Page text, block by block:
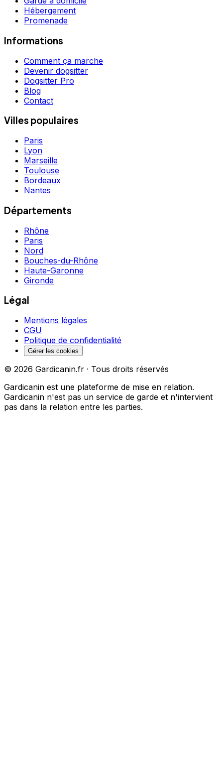
Hébergement
Promenade
Informations
Comment ça marche
Devenir dogsitter
Dogsitter Pro
Blog
Contact
Villes populaires
Paris
Lyon
Marseille
Toulouse
Bordeaux
Nantes
Départements
Rhône
Paris
Nord
Bouches-du-Rhône
Haute-Garonne
Gironde
Légal
Mentions légales
CGU
Politique de confidentialité
Gérer les cookies
© 2026 Gardicanin.fr · Tous droits réservés
Gardicanin est une plateforme de mise en relation.
Gardicanin n'est pas un service de garde et n'intervient
pas dans la relation entre les parties.